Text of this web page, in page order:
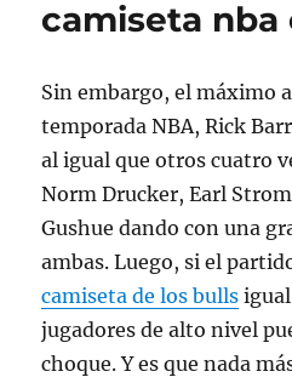
camiseta nba
Sin embargo, el máximo
temporada NBA, Rick
al igual que otros cuatro
Norm Drucker, Earl
Gushue dando con una
ambas. Luego, si el
camiseta de los bulls
jugadores de alto nivel
choque. Y es que nada